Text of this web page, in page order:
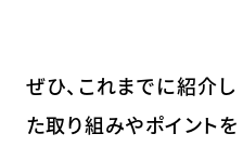
ぜひ、これまでに紹介し
た取り組みやポイントを